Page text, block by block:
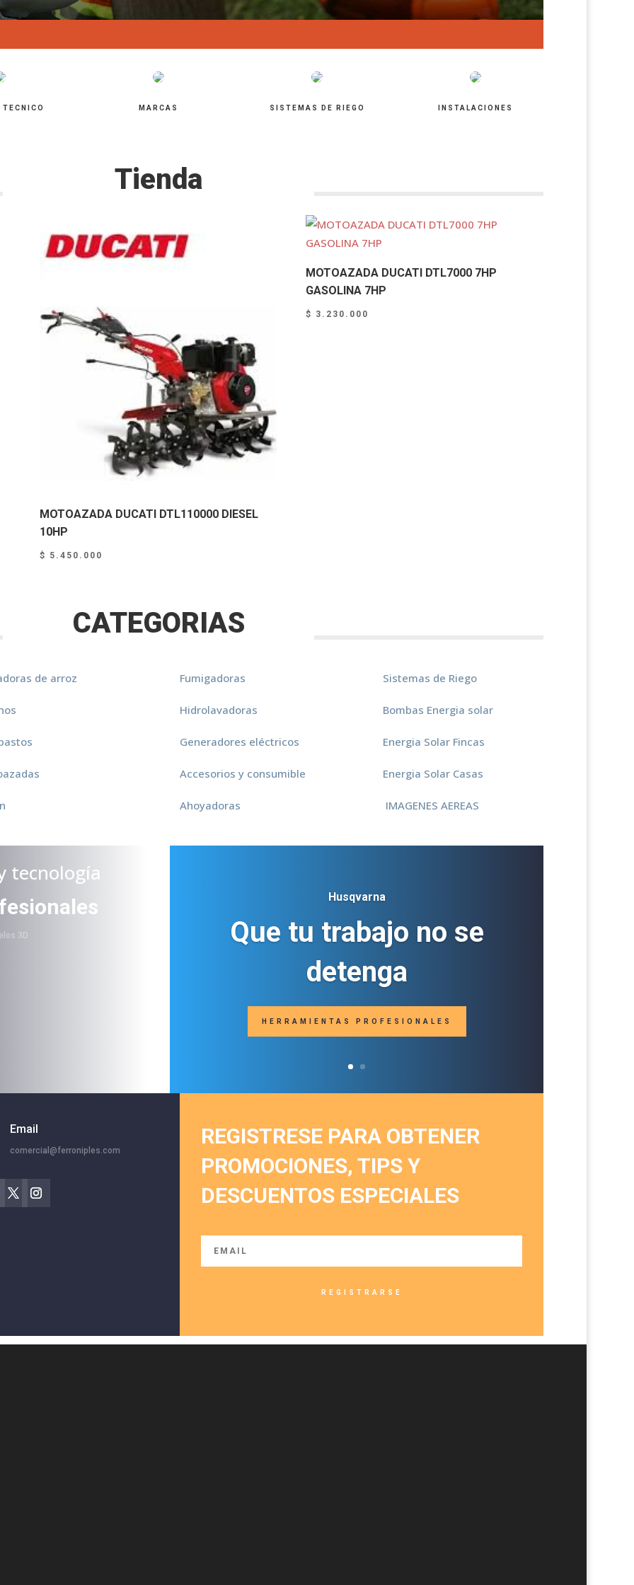
MARCAS SISTEMAS DE RIEGO INSTALACIONES
Tienda
MOTOAZADA DUCATI DTL110000 DIESEL
10HP
$ 5.450.000
MOTOAZADA DUCATI DTL7000 7HP
GASOLINA 7HP
$ 3.230.000
CATEGORIAS
de arroz Fumigadoras
Hidrolavadoras
Generadores eléctricos
Accesorios y consumible
Ahoyadoras
Sistemas de Riego
Bombas Energia solar
Energia Solar Fincas
Energia Solar Casas
IMAGENES AEREAS
tecnología
3D
Husqvarna
Que tu trabajo no se
detenga
HERRAMIENTAS PROFESIONALES
Email
comercial@ferroniples.com
REGISTRESE PARA OBTENER
PROMOCIONES, TIPS Y
DESCUENTOS ESPECIALES
REGISTRARSE